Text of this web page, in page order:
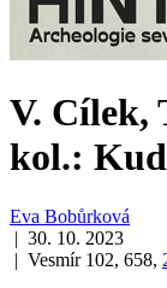
V. Cílek,
kol.:
Eva Bobůrková
| 30. 10. 2023
| Vesmír 102, 658,